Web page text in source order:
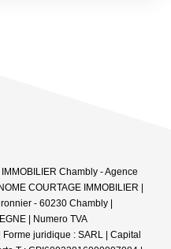
Chambly - Agence
COURTAGE IMMOBILIER |
- 60230 Chambly |
| Numero TVA
juridique : SARL | Capital